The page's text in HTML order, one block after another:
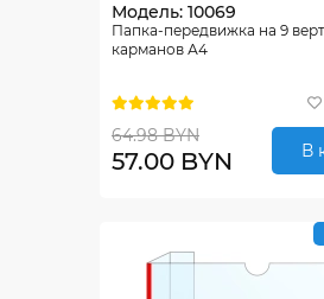
Модель: 10069
Папка-передвижка на 9
карманов А4
64.98 BYN
57.00 BYN В